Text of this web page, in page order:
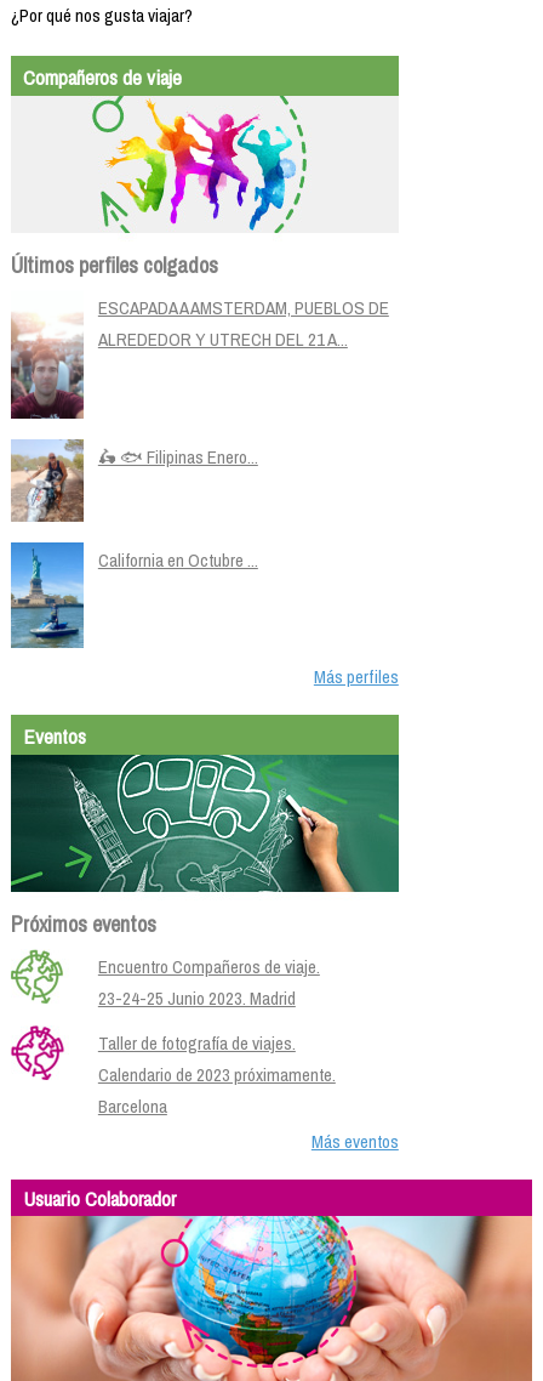
¿Por qué nos gusta viajar?
Compañeros de viaje
Últimos perfiles colgados
ESCAPADA A AMSTERDAM, PUEBLOS DE
ALREDEDOR Y UTRECH DEL 21 A...
🛵 🐟 Filipinas Enero...
California en Octubre ...
Más perfiles
Eventos
Próximos eventos
Encuentro Compañeros de viaje.
23-24-25 Junio 2023. Madrid
Taller de fotografía de viajes.
Calendario de 2023 próximamente.
Barcelona
Más eventos
Usuario Colaborador